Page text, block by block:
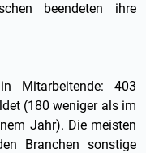
beendeten ihre
Mitarbeitende: 403
(180 weniger als im
Jahr). Die meisten
Branchen sonstige